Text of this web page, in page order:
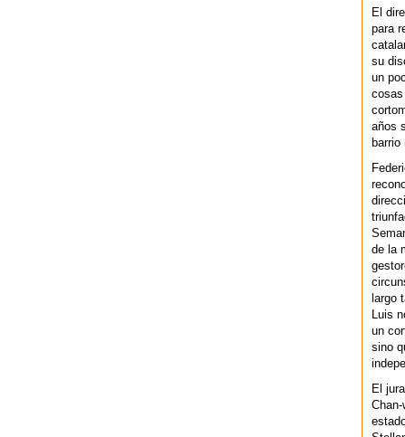
El
para
su
un
cosas
años
de la
largo
Luis
un
sino
El